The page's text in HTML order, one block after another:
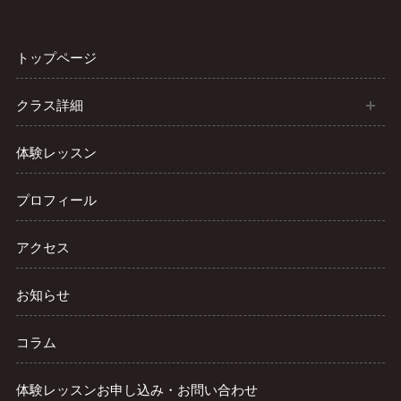
トップページ
クラス詳細
体験レッスン
プロフィール
アクセス
お知らせ
コラム
体験レッスンお申し込み・お問い合わせ